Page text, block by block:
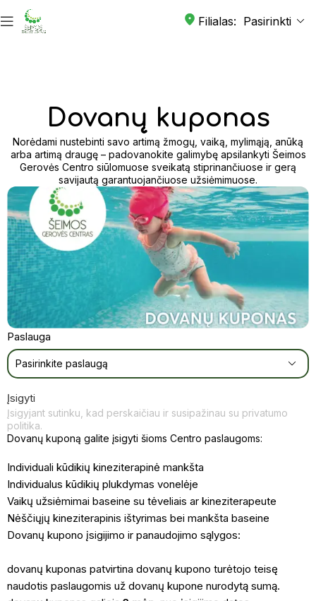
Filialas:
Dovanų kuponas
Norėdami nustebinti savo artimą žmogų, vaiką, mylimąją, anūką
arba artimą draugę – padovanokite galimybę apsilankyti Šeimos
Gerovės Centro siūlomuose sveikatą stiprinančiuose ir gerą
savijautą garantuojančiuose užsiėmimuose.
Paslauga
Įsigyti
Įsigyjant sutinku, kad perskaičiau ir susipažinau su privatumo
politika.
Dovanų kuponą galite įsigyti šioms Centro paslaugoms:
Individuali kūdikių kineziterapinė mankšta
Individualus kūdikių plukdymas vonelėje
Vaikų užsiėmimai baseine su tėveliais ar kineziterapeute
Nėščiųjų kineziterapinis ištyrimas bei mankšta baseine
Dovanų kupono įsigijimo ir panaudojimo sąlygos:
dovanų kuponas patvirtina dovanų kupono turėtojo teisę
naudotis paslaugomis už dovanų kupone nurodytą sumą.